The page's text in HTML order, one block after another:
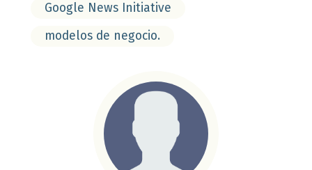
Google News Initiative
modelos de negocio.